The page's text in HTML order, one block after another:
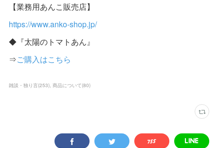
【業務用あんこ販売店】
https://www.anko-shop.jp/
◆『太陽のトマトあん』
⇒ご購入はこちら
雑談・独り言(253) 商品について(80)